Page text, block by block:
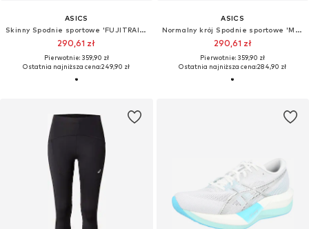
ASICS
Skinny Spodnie sportowe 'FUJITRAIL ELITE SPRINTER'
290,61 zł
Pierwotnie: 359,90 zł
Ostatnia najniższa cena:249,90 zł
ASICS
Normalny krój Spodnie sportowe 'METARUN'
290,61 zł
Pierwotnie: 359,90 zł
Ostatnia najniższa cena:284,90 zł